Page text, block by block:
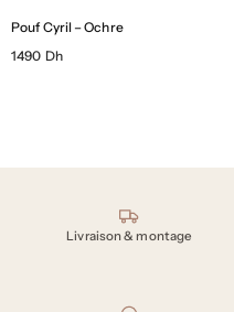
Pouf Cyril – Ochre
1490 Dh
Nos engagements
Livraison & montage